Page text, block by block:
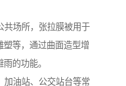
共场所，张拉膜被用于
等，通过曲面造型增
的功能。
加油站、公交站台等常